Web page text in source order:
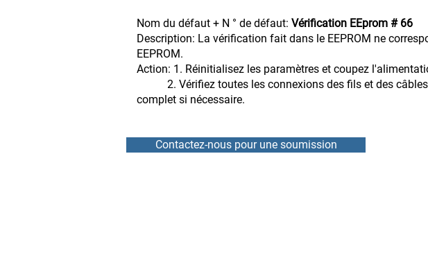
Nom du défaut + N ° de défaut: Vérification EEprom # 66
Description: La vérification fait dans le EEPROM ne
EEPROM.
Action: 1. Réinitialisez les paramètres et coupez
2. Vérifiez toutes les connexions des fils et des câbles
complet si nécessaire.
Contactez-nous pour une soumission